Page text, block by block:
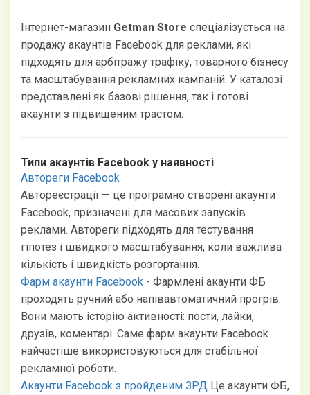
Інтернет-магазин Getman Store спеціалізується на
продажу акаунтів Facebook для реклами, які
підходять для арбітражу трафіку, товарного бізнесу
та масштабування рекламних кампаній. У каталозі
представлені як базові рішення, так і готові
акаунти з підвищеним трастом.
Типи акаунтів Facebook у наявності
Автореги Facebook
Автореєстрації — це програмно створені акаунти
Facebook, призначені для масових запусків
реклами. Автореги підходять для тестування
гіпотез і швидкого масштабування, коли важлива
кількість і швидкість розгортання.
Фарм акаунти Facebook - Фармлені акаунти ФБ
проходять ручний або напівавтоматичний прогрів.
Вони мають історію активності: пости, лайки,
друзів, коментарі. Саме фарм акаунти Facebook
найчастіше використовуються для стабільної
рекламної роботи.
Акаунти Facebook з пройденим ЗРД Це акаунти ФБ,